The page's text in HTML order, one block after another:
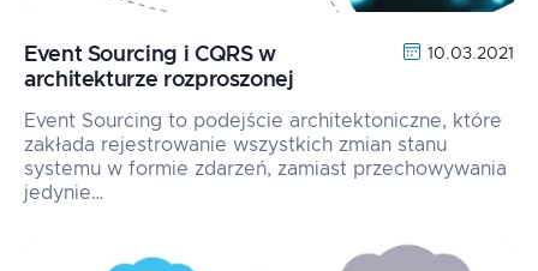
Event Sourcing i CQRS w
architekturze rozproszonej
10.03.2021
Event Sourcing to podejście architektoniczne, które
zakłada rejestrowanie wszystkich zmian stanu
systemu w formie zdarzeń, zamiast przechowywania
jedynie…